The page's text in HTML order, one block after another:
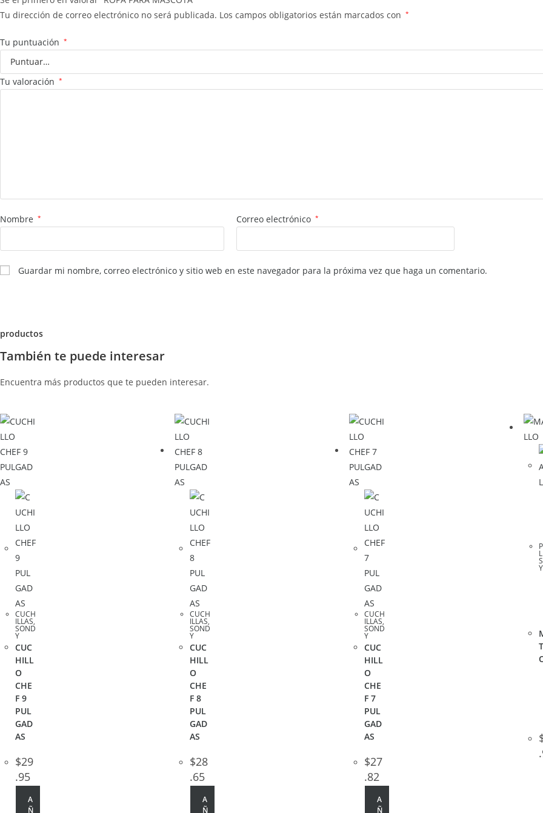
Tu dirección de correo electrónico no será publicada. Los campos obligatorios están marcados con *
Tu puntuación *
Tu valoración *
Nombre * Correo electrónico *
Guardar mi nombre, correo electrónico y sitio web en este navegador para la próxima vez que haga un comentario.
productos
También te puede interesar
Encuentra más productos que te pueden interesar.
CUCH
ILLAS,
SOND
Y
CUC
HILL
O
CHE
F 9
PUL
GAD
AS
$29
.95
A
Ñ
CUCH
ILLAS,
SOND
Y
CUC
HILL
O
CHE
F 8
PUL
GAD
AS
$28
.65
A
Ñ
CUCH
ILLAS,
SOND
Y
CUC
HILL
O
CHE
F 7
PUL
GAD
AS
$27
.82
A
Ñ
Y